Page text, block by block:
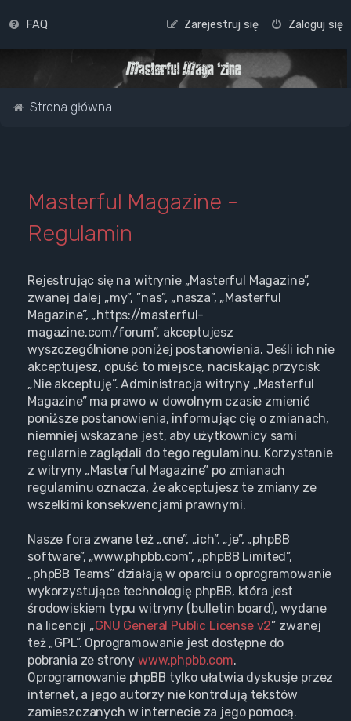
FAQ Zaloguj się
Zarejestruj się
Strona główna
Masterful Magazine -
Regulamin
Rejestrując się na witrynie „Masterful Magazine”,
zwanej dalej „my”, ”nas”, „nasza”, „Masterful
Magazine”, „https://masterful-
magazine.com/forum”, akceptujesz
wyszczególnione poniżej postanowienia. Jeśli ich nie
akceptujesz, opuść to miejsce, naciskając przycisk
„Nie akceptuję”. Administracja witryny „Masterful
Magazine” ma prawo w dowolnym czasie zmienić
poniższe postanowienia, informując cię o zmianach,
niemniej wskazane jest, aby użytkownicy sami
regularnie zaglądali do tego regulaminu. Korzystanie
z witryny „Masterful Magazine” po zmianach
regulaminu oznacza, że akceptujesz te zmiany ze
wszelkimi konsekwencjami prawnymi.
Nasze fora zwane też „one”, „ich”, „je”, „phpBB
software”, „www.phpbb.com”, „phpBB Limited”,
„phpBB Teams” działają w oparciu o oprogramowanie
wykorzystujące technologię phpBB, która jest
środowiskiem typu witryny (bulletin board), wydane
na licencji „GNU General Public License v2” zwanej
też „GPL”. Oprogramowanie jest dostępne do
pobrania ze strony www.phpbb.com.
Oprogramowanie phpBB tylko ułatwia dyskusje przez
internet, a jego autorzy nie kontrolują tekstów
zamieszczanych w internecie za jego pomocą.